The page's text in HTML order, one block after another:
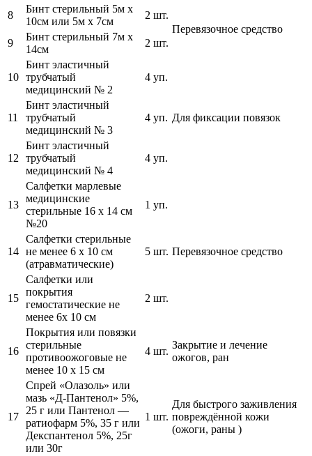
8
Бинт стерильный 5м х
10см или 5м x 7см
2 шт.
Перевязочное средство
9
Бинт стерильный 7м х
14см
2 шт.
10
Бинт эластичный
трубчатый
медицинский № 2
4 уп.
Для фиксации повязок
11
Бинт эластичный
трубчатый
медицинский № 3
4 уп.
12
Бинт эластичный
трубчатый
медицинский № 4
4 уп.
13
Салфетки марлевые
медицинские
стерильные 16 х 14 см
№20
1 уп.
Перевязочное средство
14
Салфетки стерильные
не менее 6 х 10 см
(атравматические)
5 шт.
15
Салфетки или
покрытия
гемостатические не
менее 6х 10 см
2 шт.
16
Покрытия или повязки
стерильные
противоожоговые не
менее 10 х 15 см
4 шт.
Закрытие и лечение
ожогов, ран
17
Спрей «Олазоль» или
мазь «Д-Пантенол» 5%,
25 г или Пантенол —
ратиофарм 5%, 35 г или
Декспантенол 5%, 25г
или 30г
1 шт.
Для быстрого заживления
повреждённой кожи
(ожоги, раны )